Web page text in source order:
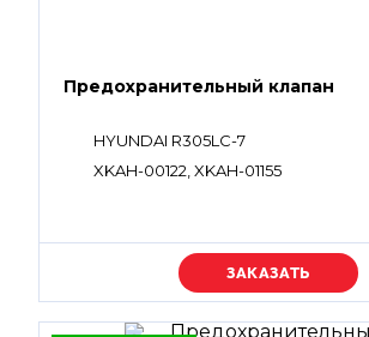
Предохранительный клапан
HYUNDAI R305LC-7
XKAH-00122, XKAH-01155
Уточняйте цену